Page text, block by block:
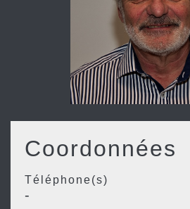
Coordonnées
Téléphone(s)
-